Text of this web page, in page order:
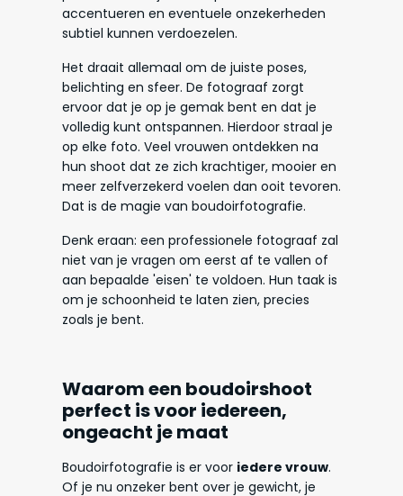
accentueren en eventuele onzekerheden
subtiel kunnen verdoezelen.
Het draait allemaal om de juiste poses,
belichting en sfeer. De fotograaf zorgt
ervoor dat je op je gemak bent en dat je
volledig kunt ontspannen. Hierdoor straal je
op elke foto. Veel vrouwen ontdekken na
hun shoot dat ze zich krachtiger, mooier en
meer zelfverzekerd voelen dan ooit tevoren.
Dat is de magie van boudoirfotografie.
Denk eraan: een professionele fotograaf zal
niet van je vragen om eerst af te vallen of
aan bepaalde 'eisen' te voldoen. Hun taak is
om je schoonheid te laten zien, precies
zoals je bent.
Waarom een boudoirshoot
perfect is voor iedereen,
ongeacht je maat
Boudoirfotografie is er voor iedere vrouw.
Of je nu onzeker bent over je gewicht, je